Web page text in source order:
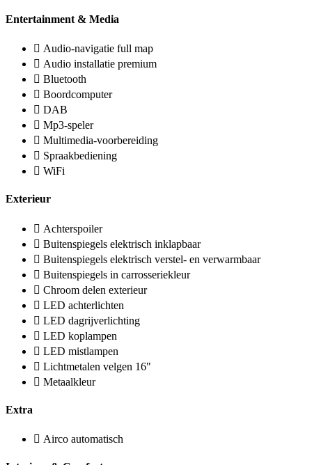
Entertainment & Media
Audio-navigatie full map
Audio installatie premium
Bluetooth
Boordcomputer
DAB
Mp3-speler
Multimedia-voorbereiding
Spraakbediening
WiFi
Exterieur
Achterspoiler
Buitenspiegels elektrisch inklapbaar
Buitenspiegels elektrisch verstel- en verwarmbaar
Buitenspiegels in carrosseriekleur
Chroom delen exterieur
LED achterlichten
LED dagrijverlichting
LED koplampen
LED mistlampen
Lichtmetalen velgen 16"
Metaalkleur
Extra
Airco automatisch